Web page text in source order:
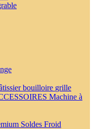
bouilloire grille
Machine à
Soldes Froid